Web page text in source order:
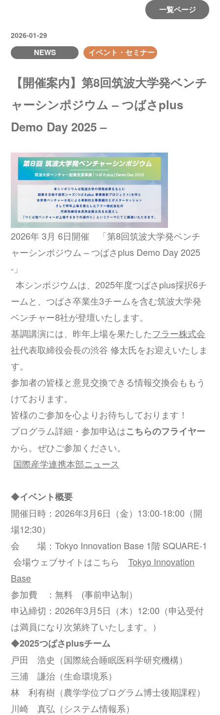
一覧ページ
2026-01-29
NEWS イベント・セミナー
【開催案内】第8回筑波大学発ベンチ
ャーシンポジウム – つばさplus
Demo Day 2025 –
2026年 3月 6日開催 「第8回筑波大学発ベンチ
ャーシンポジウム – つばさplus Demo Day 2025
-」
本シンポジウムは、2025年度つばさplus採択6チ
ームと、つばさ卒業生3チームを含む筑波大学発
ベンチャー8社が登壇いたします。
基調講演には、昨年上場を果たしたフラー株式会
社代表取締役会長の渋谷 修太氏をお迎えいたしま
す。
参加者の皆様と意見交換できる情報交換会ももう
けております。
皆様のご参加を心よりお待ちしております！
プログラム詳細・参加申込はこちらのフライヤー
から。ぜひご参加ください。
国際産学連携本部ニュース
◆イベント概要
開催日時：2026年3月6日（金）13:00-18:00（開
場12:30）
会 場：Tokyo Innovation Base 1階 SQUARE-1
会場ウェブサイトはこちらTokyo Innovation
Base
参加費 ：無料 (事前申込制）
申込締切：2026年3月5日（木）12:00（申込受付
は満員になり次第終了いたします。）
◆2025つばさplusチーム
戸田 浩史（国際統合睡眠医科学研究機構）
三浦 謙治（生命環境系）
林 利有樹（農学学位プログラム博士後期課程）
川崎 真弘（システム情報系）